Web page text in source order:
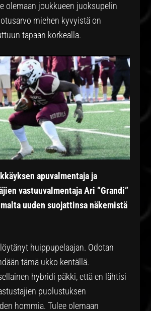
olemaan joukkueen juoksupelin
miehen kyvyistä on
tapaan korkealla.
apuvalmentaja ja
vastuuvalmentaja Ari ”Grandi”
uuden suojattinsa näkemistä
huippupelaajan. Odotan
tämä ukko kentällä.
hybridi päkki, että en lähtisi
puolustuksen
hommia. Tulee olemaan